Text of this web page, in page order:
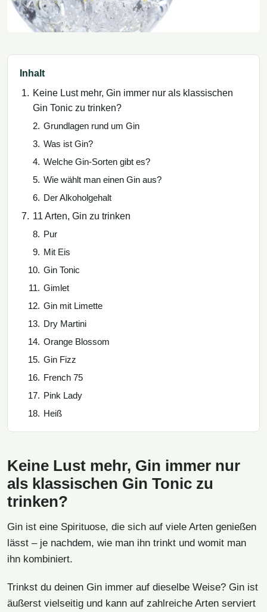
Inhalt
Keine Lust mehr, Gin immer nur als klassischen
Gin Tonic zu trinken?
Grundlagen rund um Gin
Was ist Gin?
Welche Gin-Sorten gibt es?
Wie wählt man einen Gin aus?
Der Alkoholgehalt
11 Arten, Gin zu trinken
Pur
Mit Eis
Gin Tonic
Gimlet
Gin mit Limette
Dry Martini
Orange Blossom
Gin Fizz
French 75
Pink Lady
Heiß
Keine Lust mehr, Gin immer nur
als klassischen Gin Tonic zu
trinken?
Gin ist eine Spirituose, die sich auf viele Arten genießen
lässt – je nachdem, wie man ihn trinkt und womit man
ihn kombiniert.
Trinkst du deinen Gin immer auf dieselbe Weise? Gin ist
äußerst vielseitig und kann auf zahlreiche Arten serviert